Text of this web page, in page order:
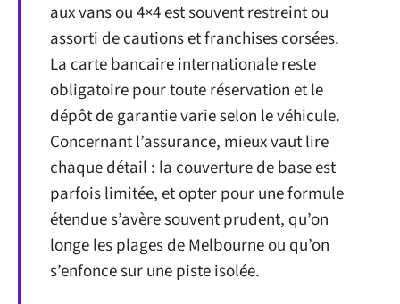
aux vans ou 4×4 est souvent restreint ou
assorti de cautions et franchises corsées.
La carte bancaire internationale reste
obligatoire pour toute réservation et le
dépôt de garantie varie selon le véhicule.
Concernant l’assurance, mieux vaut lire
chaque détail : la couverture de base est
parfois limitée, et opter pour une formule
étendue s’avère souvent prudent, qu’on
longe les plages de Melbourne ou qu’on
s’enfonce sur une piste isolée.